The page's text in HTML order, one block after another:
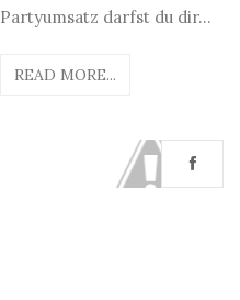
Partyumsatz darfst du dir...
READ MORE...